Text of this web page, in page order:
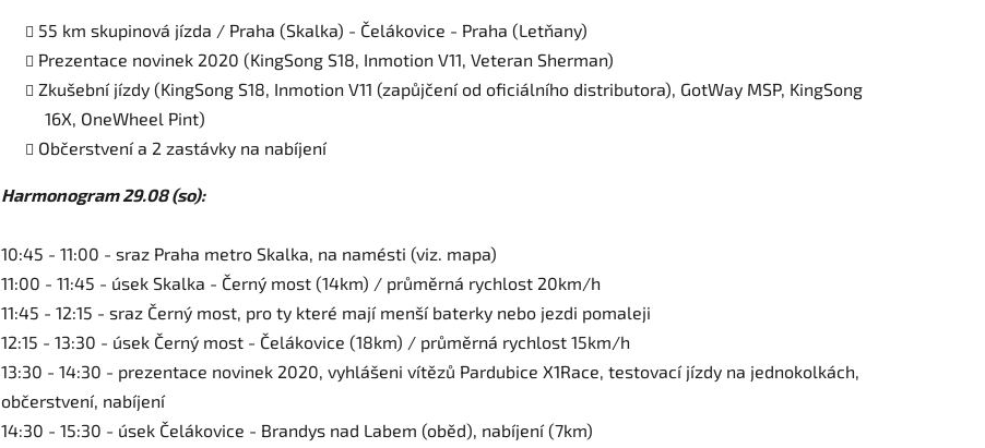
55 km skupinová jízda / Praha (Skalka) - Čelákovice - Praha (Letňany)
Prezentace novinek 2020 (KingSong S18, Inmotion V11, Veteran Sherman)
Zkušební jízdy (KingSong S18, Inmotion V11 (zapůjčení od oficiálního distributora), GotWay MSP, KingSong
16X, OneWheel Pint)
Občerstvení a 2 zastávky na nabíjení
Harmonogram 29.08 (so):
10:45 - 11:00 - sraz Praha metro Skalka, na namésti (viz. mapa)
11:00 - 11:45 - úsek Skalka - Černý most (14km) / průměrná rychlost 20km/h
11:45 - 12:15 - sraz Černý most, pro ty které mají menší baterky nebo jezdi pomaleji
12:15 - 13:30 - úsek Černý most - Čelákovice (18km) / průměrná rychlost 15km/h
13:30 - 14:30 - prezentace novinek 2020, vyhlášeni vítězů Pardubice X1Race, testovací jízdy na jednokolkách,
občerstvení, nabíjení
14:30 - 15:30 - úsek Čelákovice - Brandys nad Labem (oběd), nabíjení (7km)